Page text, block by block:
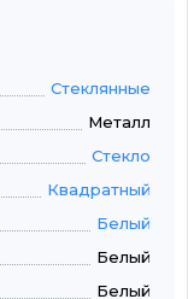
Стеклянные
Металл
Стекло
Квадратный
Белый
Белый
Белый